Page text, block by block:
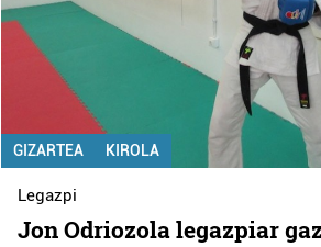
GIZARTEA KIROLA
Legazpi
Jon Odriozola legazpiar